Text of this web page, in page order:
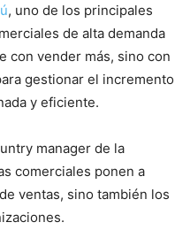
, uno de los principales
de alta demanda
con vender más, sino con
gestionar el incremento
y eficiente.
manager de la
comerciales ponen a
ventas, sino también los